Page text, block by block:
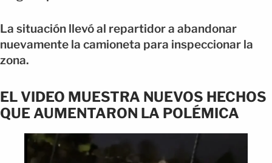
La situación llevó al repartidor a abandonar
nuevamente la camioneta para inspeccionar la
zona.
EL VIDEO MUESTRA NUEVOS HECHOS
QUE AUMENTARON LA POLÉMICA